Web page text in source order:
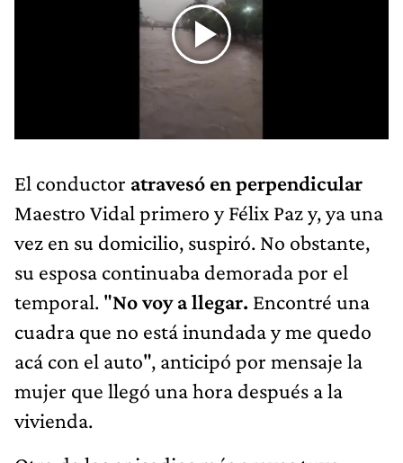
El conductor atravesó en perpendicular
Maestro Vidal primero y Félix Paz y, ya una
vez en su domicilio, suspiró. No obstante,
su esposa continuaba demorada por el
temporal. "No voy a llegar. Encontré una
cuadra que no está inundada y me quedo
acá con el auto", anticipó por mensaje la
mujer que llegó una hora después a la
vivienda.